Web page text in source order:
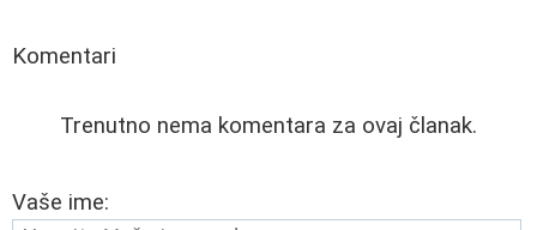
Komentari
Trenutno nema komentara za ovaj članak.
Vaše ime: